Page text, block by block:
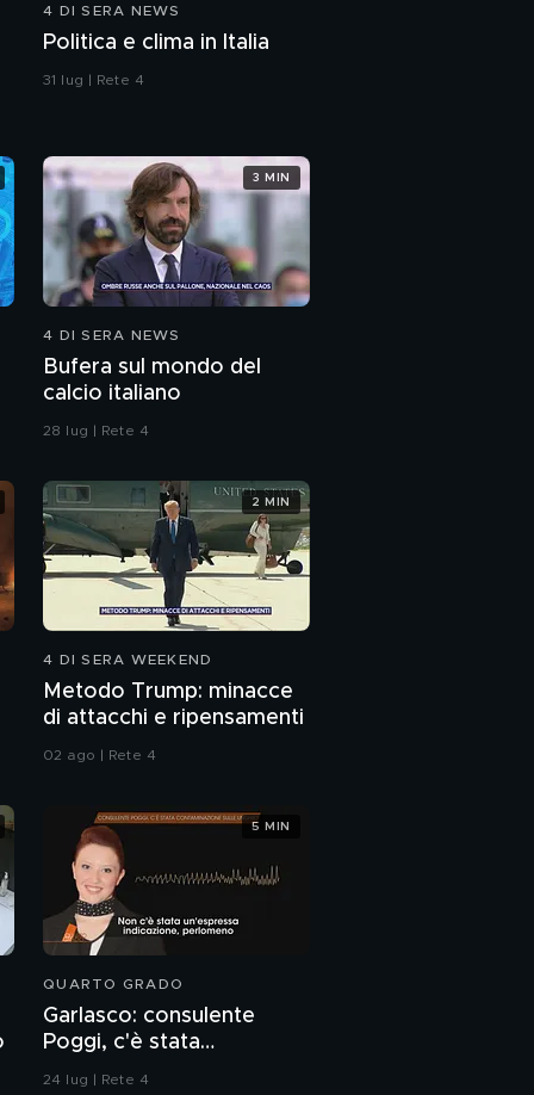
4 DI SERA NEWS
Politica e clima in Italia
31 lug | Rete 4
4 DI SERA NEWS
Bufera sul mondo del
calcio italiano
28 lug | Rete 4
3 MIN
4 DI SERA WEEKEND
Metodo Trump: minacce
di attacchi e ripensamenti
02 ago | Rete 4
2 MIN
QUARTO GRADO
Garlasco: consulente
Poggi, c'è stata
contaminazione sulle
24 lug | Rete 4
5 MIN